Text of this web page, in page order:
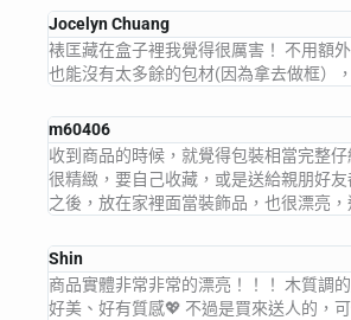
Jocelyn Chuang
裱匡藏在盒子裡我覺得很厲害！ 不用額
也能沒有太多餘的包材(因為拿去做框）
m60406
收到商品的時候，就覺得包裝相當完整
很精緻，要自己收藏，或是送給親朋好
之後，放在家裡面當裝飾品，也很漂亮，
Shin
商品實體非常非常的漂亮！！！ 木質調
好美、好有質感💖 不過是買來送人的，